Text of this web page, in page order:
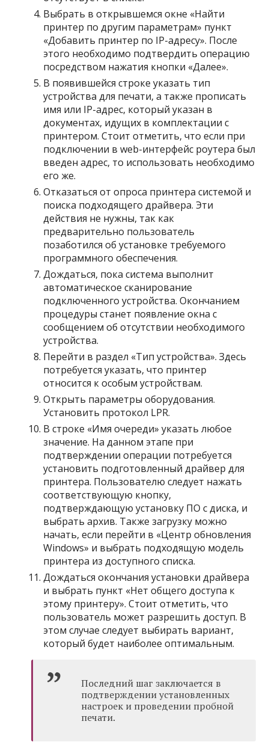
Выбрать в открывшемся окне «Найти
принтер по другим параметрам» пункт
«Добавить принтер по IP-адресу». После
этого необходимо подтвердить операцию
посредством нажатия кнопки «Далее».
В появившейся строке указать тип
устройства для печати, а также прописать
имя или IP-адрес, который указан в
документах, идущих в комплектации с
принтером. Стоит отметить, что если при
подключении в web-интерфейс роутера был
введен адрес, то использовать необходимо
его же.
Отказаться от опроса принтера системой и
поиска подходящего драйвера. Эти
действия не нужны, так как
предварительно пользователь
позаботился об установке требуемого
программного обеспечения.
Дождаться, пока система выполнит
автоматическое сканирование
подключенного устройства. Окончанием
процедуры станет появление окна с
сообщением об отсутствии необходимого
устройства.
Перейти в раздел «Тип устройства». Здесь
потребуется указать, что принтер
относится к особым устройствам.
Открыть параметры оборудования.
Установить протокол LPR.
В строке «Имя очереди» указать любое
значение. На данном этапе при
подтверждении операции потребуется
установить подготовленный драйвер для
принтера. Пользователю следует нажать
соответствующую кнопку,
подтверждающую установку ПО с диска, и
выбрать архив. Также загрузку можно
начать, если перейти в «Центр обновления
Windows» и выбрать подходящую модель
принтера из доступного списка.
Дождаться окончания установки драйвера
и выбрать пункт «Нет общего доступа к
этому принтеру». Стоит отметить, что
пользователь может разрешить доступ. В
этом случае следует выбирать вариант,
который будет наиболее оптимальным.
Последний шаг заключается в
подтверждении установленных
настроек и проведении пробной
печати.